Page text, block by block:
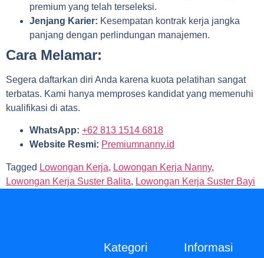
premium yang telah terseleksi.
Jenjang Karier: Kesempatan kontrak kerja jangka
panjang dengan perlindungan manajemen.
Cara Melamar:
Segera daftarkan diri Anda karena kuota pelatihan sangat
terbatas. Kami hanya memproses kandidat yang memenuhi
kualifikasi di atas.
WhatsApp: +62 813 1514 6818
Website Resmi: Premiumnanny.id
Tagged Lowongan Kerja, Lowongan Kerja Nanny,
Lowongan Kerja Suster Balita, Lowongan Kerja Suster Bayi
Kategori Informasi